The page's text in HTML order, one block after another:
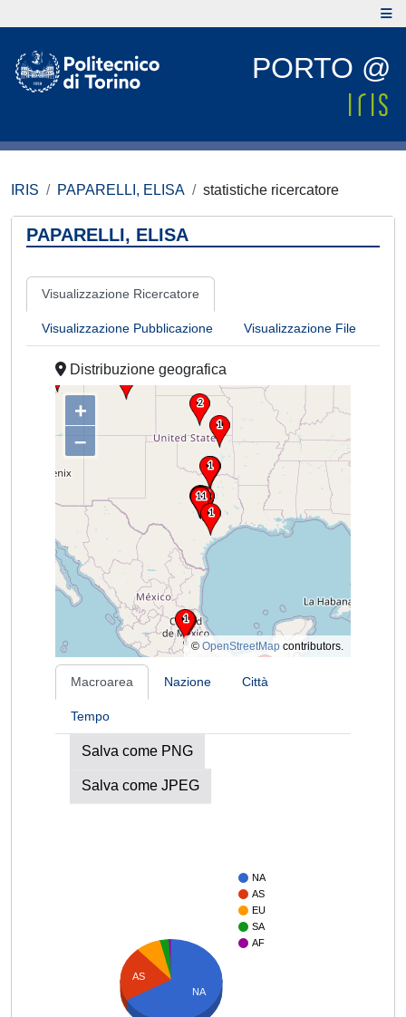
PORTO @
IRIS PAPARELLI, ELISA statistiche ricercatore
PAPARELLI, ELISA
Visualizzazione Ricercatore
Visualizzazione Pubblicazione Visualizzazione File
Distribuzione geografica
+
–
© OpenStreetMap contributors.
Macroarea Nazione Città
Tempo
Salva come PNG
Salva come JPEG
NA
AS
EU
SA
AF
AS
NA